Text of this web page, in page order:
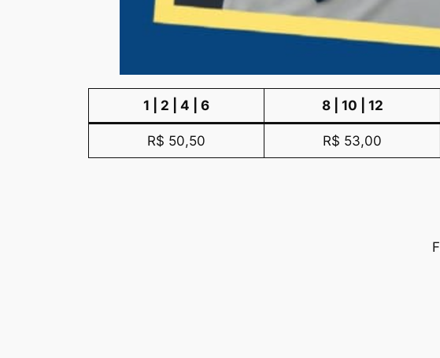
1 | 2 | 4 | 6 8 | 10 | 12
R$ 50,50 R$ 53,00